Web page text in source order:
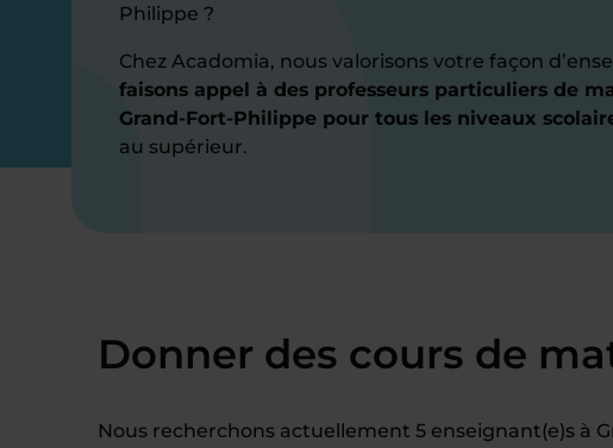
Philippe ?
Chez Acadomia, nous valorisons votre façon
faisons appel à des professeurs particuliers de
Grand-Fort-Philippe pour tous les niveaux
au supérieur.
Donner des cours de
Nous recherchons actuellement 5 enseignant(e)s à